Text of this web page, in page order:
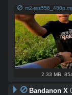
m2-
2.33 MB,
Bandanon X